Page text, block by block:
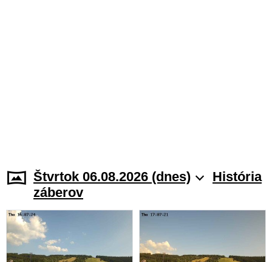
Štvrtok 06.08.2026 (dnes)
História
záberov